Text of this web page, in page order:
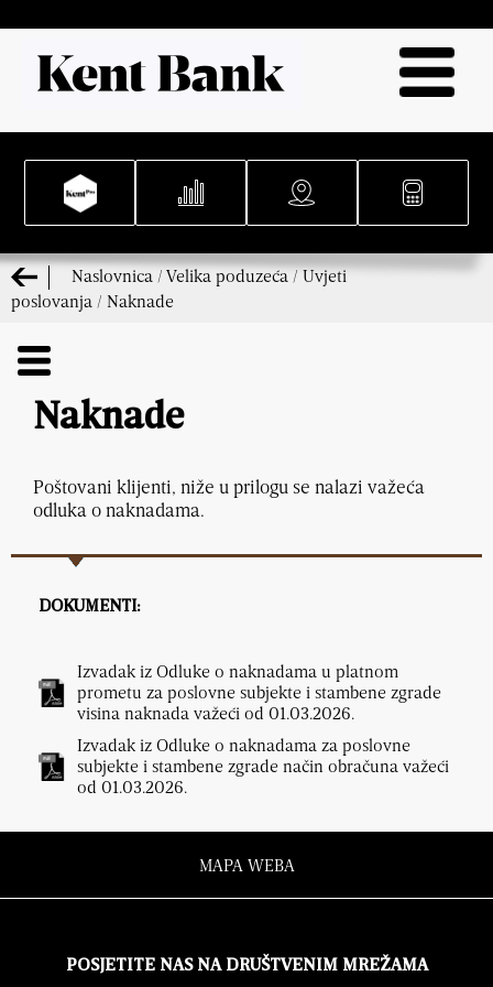
Naslovnica / Velika poduzeća / Uvjeti
poslovanja / Naknade
Naknade
Poštovani klijenti, niže u prilogu se nalazi važeća
odluka o naknadama.
DOKUMENTI:
Izvadak iz Odluke o naknadama u platnom
prometu za poslovne subjekte i stambene zgrade
visina naknada važeći od 01.03.2026.
Izvadak iz Odluke o naknadama za poslovne
subjekte i stambene zgrade način obračuna važeći
od 01.03.2026.
MAPA WEBA
POSJETITE NAS NA DRUŠTVENIM MREŽAMA